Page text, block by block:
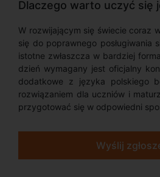
Dlaczego warto uczyć się
W rozwijającym się świecie coraz
się do poprawnego posługiwania
istotne zwłaszcza w bardziej
dzień wymagany jest oficjalny
dodatkowe z języka polskiego
rozwiązaniem dla uczniów i
przygotować się w odpowiedni
Wyślij